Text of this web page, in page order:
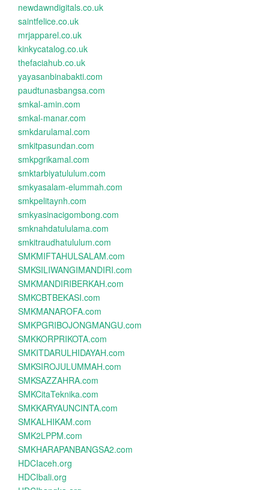
newdawndigitals.co.uk
saintfelice.co.uk
mrjapparel.co.uk
kinkycatalog.co.uk
thefaciahub.co.uk
yayasanbinabakti.com
paudtunasbangsa.com
smkal-amin.com
smkal-manar.com
smkdarulamal.com
smkitpasundan.com
smkpgrikamal.com
smktarbiyatululum.com
smkyasalam-elummah.com
smkpelitaynh.com
smkyasinacigombong.com
smknahdatululama.com
smkitraudhatululum.com
SMKMIFTAHULSALAM.com
SMKSILIWANGIMANDIRI.com
SMKMANDIRIBERKAH.com
SMKCBTBEKASI.com
SMKMANAROFA.com
SMKPGRIBOJONGMANGU.com
SMKKORPRIKOTA.com
SMKITDARULHIDAYAH.com
SMKSIROJULUMMAH.com
SMKSAZZAHRA.com
SMKCitaTeknika.com
SMKKARYAUNCINTA.com
SMKALHIKAM.com
SMK2LPPM.com
SMKHARAPANBANGSA2.com
HDCIaceh.org
HDCIbali.org